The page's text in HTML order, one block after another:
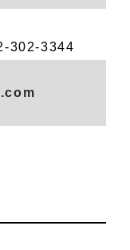
302-3344